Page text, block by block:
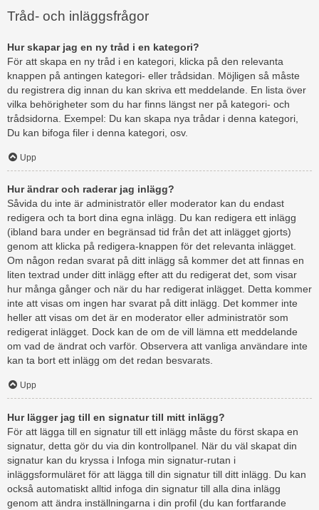
Tråd- och inläggsfrågor
Hur skapar jag en ny tråd i en kategori?
För att skapa en ny tråd i en kategori, klicka på den relevanta
knappen på antingen kategori- eller trådsidan. Möjligen så måste
du registrera dig innan du kan skriva ett meddelande. En lista över
vilka behörigheter som du har finns längst ner på kategori- och
trådsidorna. Exempel: Du kan skapa nya trådar i denna kategori,
Du kan bifoga filer i denna kategori, osv.
Upp
Hur ändrar och raderar jag inlägg?
Såvida du inte är administratör eller moderator kan du endast
redigera och ta bort dina egna inlägg. Du kan redigera ett inlägg
(ibland bara under en begränsad tid från det att inlägget gjorts)
genom att klicka på redigera-knappen för det relevanta inlägget.
Om någon redan svarat på ditt inlägg så kommer det att finnas en
liten textrad under ditt inlägg efter att du redigerat det, som visar
hur många gånger och när du har redigerat inlägget. Detta kommer
inte att visas om ingen har svarat på ditt inlägg. Det kommer inte
heller att visas om det är en moderator eller administratör som
redigerat inlägget. Dock kan de om de vill lämna ett meddelande
om vad de ändrat och varför. Observera att vanliga användare inte
kan ta bort ett inlägg om det redan besvarats.
Upp
Hur lägger jag till en signatur till mitt inlägg?
För att lägga till en signatur till ett inlägg måste du först skapa en
signatur, detta gör du via din kontrollpanel. När du väl skapat din
signatur kan du kryssa i Infoga min signatur-rutan i
inläggsformuläret för att lägga till din signatur till ditt inlägg. Du kan
också automatiskt alltid infoga din signatur till alla dina inlägg
genom att ändra inställningarna i din profil (du kan fortfarande